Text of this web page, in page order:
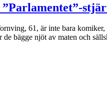
61, är inte bara komiker,
de bägge njöt av maten och